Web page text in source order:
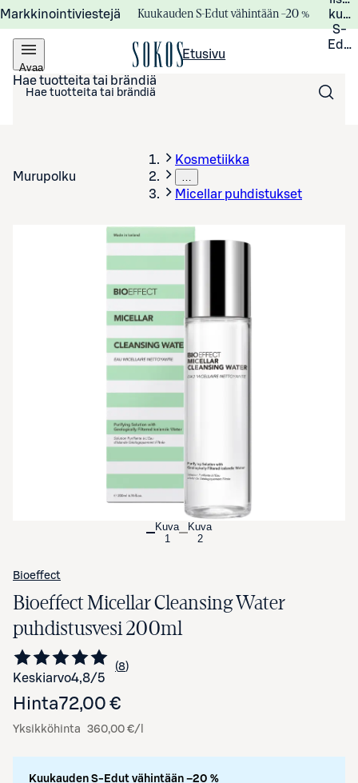
Markkinointiviestejä Kuukauden S-Edut vähintään –20 %
S-
Avaa
valikko
Etusivu
Hae tuotteita tai brändiä
Murupolku
Kosmetiikka
…
Micellar puhdistukset
Avaa tuotekuva suurennettuna
Kuva
1
Kuva
2
Bioeffect
Bioeffect Micellar Cleansing Water
puhdistusvesi 200ml
Keskiarvo4,8/5 Siirry arvioihin
8
kappaletta
Hinta72,00 €
Yksikköhinta 360,00 €/l
Kuukauden S-Edut vähintään –20 %